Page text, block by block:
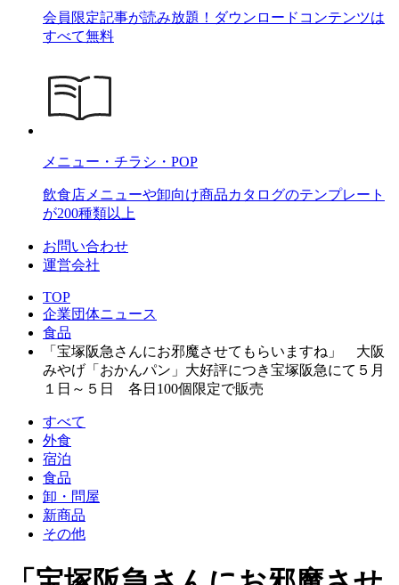
会員限定記事が読み放題！ダウンロードコンテンツは
すべて無料
メニュー・チラシ・POP
飲食店メニューや卸向け商品カタログのテンプレート
が200種類以上
お問い合わせ
運営会社
TOP
企業団体ニュース
食品
「宝塚阪急さんにお邪魔させてもらいますね」 大阪
みやげ「おかんパン」大好評につき宝塚阪急にて５月
１日～５日 各日100個限定で販売
すべて
外食
宿泊
食品
卸・問屋
新商品
その他